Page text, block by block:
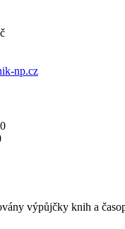
np.cz
výpůjčky knih a